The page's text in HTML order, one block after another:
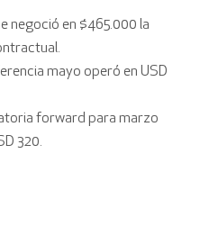
negoció en $465.000 la
mayo operó en USD
forward para marzo
320.